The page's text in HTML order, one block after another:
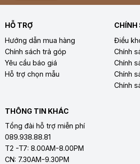
HỖ TRỢ
Hướng dẫn mua hàng
Chính sách trả góp
Yêu cầu báo giá
Hỗ trợ chọn mẫu
CHÍNH
Điều
Chính
Chính
Chính
Chính
THÔNG TIN KHÁC
Tổng đài hỗ trợ miễn phí
089.938.88.81
T2 -T7: 8.00AM-8.00PM
CN: 7.30AM-9.30PM